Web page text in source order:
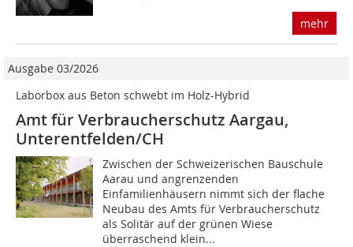
mehr
Ausgabe 03/2026
Laborbox aus Beton schwebt im Holz-Hybrid
Amt für Verbraucherschutz Aargau,
Unterentfelden/CH
Zwischen der Schweizerischen Bauschule
Aarau und angrenzenden
Einfamilienhäusern nimmt sich der flache
Neubau des Amts für Verbraucherschutz
als Solitär auf der grünen Wiese
überraschend klein...